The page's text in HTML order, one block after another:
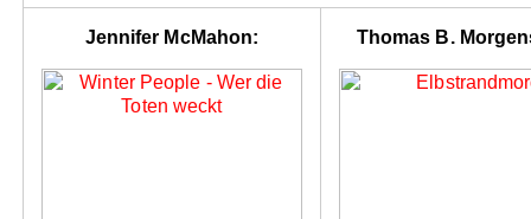
Jennifer McMahon: Thomas B.